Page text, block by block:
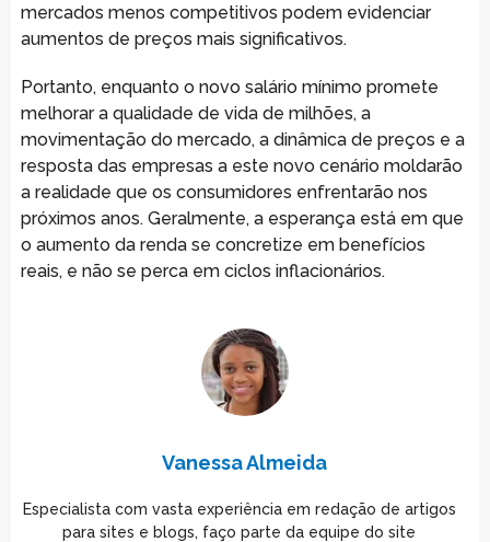
mercados menos competitivos podem evidenciar
aumentos de preços mais significativos.
Portanto, enquanto o novo salário mínimo promete
melhorar a qualidade de vida de milhões, a
movimentação do mercado, a dinâmica de preços e a
resposta das empresas a este novo cenário moldarão
a realidade que os consumidores enfrentarão nos
próximos anos. Geralmente, a esperança está em que
o aumento da renda se concretize em benefícios
reais, e não se perca em ciclos inflacionários.
Vanessa Almeida
Especialista com vasta experiência em redação de artigos
para sites e blogs, faço parte da equipe do site